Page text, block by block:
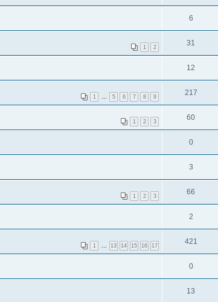
6
1 2 31
12
1 … 5 6 7 8 9 217
1 2 3 60
0
3
1 2 3 66
2
1 … 13 14 15 16 17 421
0
13